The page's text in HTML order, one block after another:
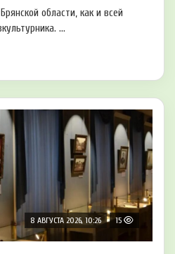
области, как и всей
...
8 АВГУСТА 2026, 10:26 15